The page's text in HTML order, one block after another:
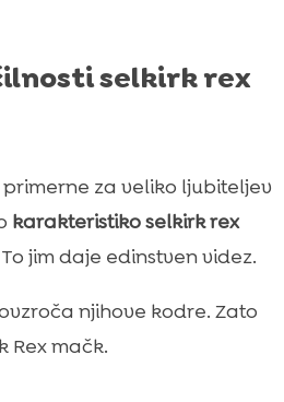
selkirk rex
primerne za veliko ljubiteljev
karakteristiko selkirk rex
jim daje edinstven videz.
njihove kodre. Zato
Rex mačk.